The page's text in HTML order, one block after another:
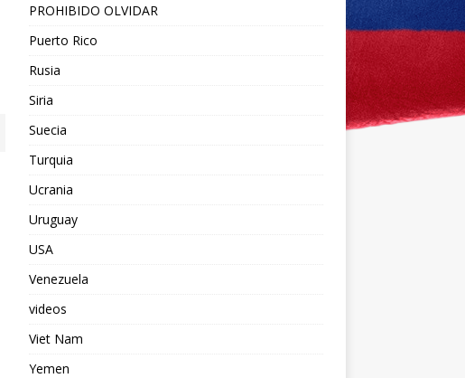
PROHIBIDO OLVIDAR
Puerto Rico
Rusia
Siria
Suecia
Turquia
Ucrania
Uruguay
USA
Venezuela
videos
Viet Nam
Yemen